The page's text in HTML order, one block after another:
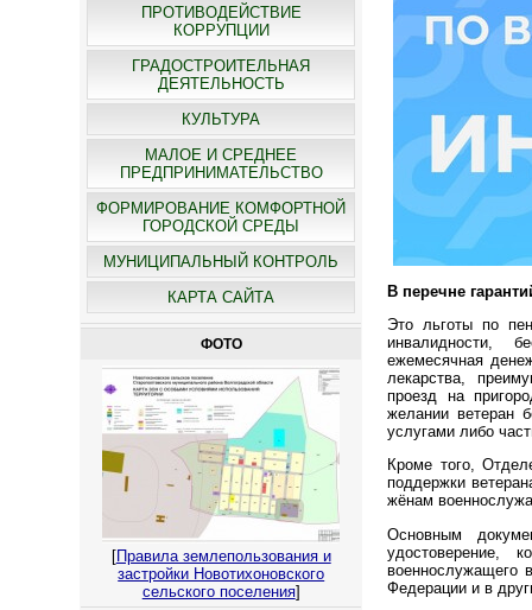
ПРОТИВОДЕЙСТВИЕ
КОРРУПЦИИ
ГРАДОСТРОИТЕЛЬНАЯ
ДЕЯТЕЛЬНОСТЬ
КУЛЬТУРА
МАЛОЕ И СРЕДНЕЕ
ПРЕДПРИНИМАТЕЛЬСТВО
ФОРМИРОВАНИЕ КОМФОРТНОЙ
ГОРОДСКОЙ СРЕДЫ
МУНИЦИПАЛЬНЫЙ КОНТРОЛЬ
КАРТА САЙТА
ФОТО
[Правила землепользования и
застройки Новотихоновского
сельского поселения]
В перечне
Это льготы по
инвалидности,
ежемесячная
лекарства,
проезд на
желании ветеран
услугами либо
Кроме того,
поддержки
жёнам
Основным
удостоверение,
военнослужащего
Федерации и в